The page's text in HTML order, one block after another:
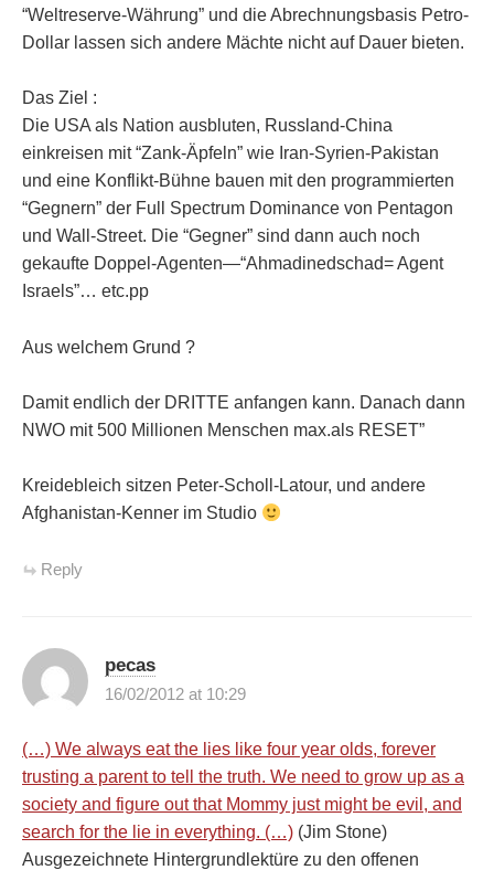
“Weltreserve-Währung” und die Abrechnungsbasis Petro-
Dollar lassen sich andere Mächte nicht auf Dauer bieten.
Das Ziel :
Die USA als Nation ausbluten, Russland-China
einkreisen mit “Zank-Äpfeln” wie Iran-Syrien-Pakistan
und eine Konflikt-Bühne bauen mit den programmierten
“Gegnern” der Full Spectrum Dominance von Pentagon
und Wall-Street. Die “Gegner” sind dann auch noch
gekaufte Doppel-Agenten—“Ahmadinedschad= Agent
Israels”… etc.pp
Aus welchem Grund ?
Damit endlich der DRITTE anfangen kann. Danach dann
NWO mit 500 Millionen Menschen max.als RESET”
Kreidebleich sitzen Peter-Scholl-Latour, und andere
Afghanistan-Kenner im Studio
Reply
pecas
16/02/2012 at 10:29
(…) We always eat the lies like four year olds, forever
trusting a parent to tell the truth. We need to grow up as a
society and figure out that Mommy just might be evil, and
search for the lie in everything. (…) (Jim Stone)
Ausgezeichnete Hintergrundlektüre zu den offenen